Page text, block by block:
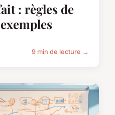
: règles de
9 min de lecture →